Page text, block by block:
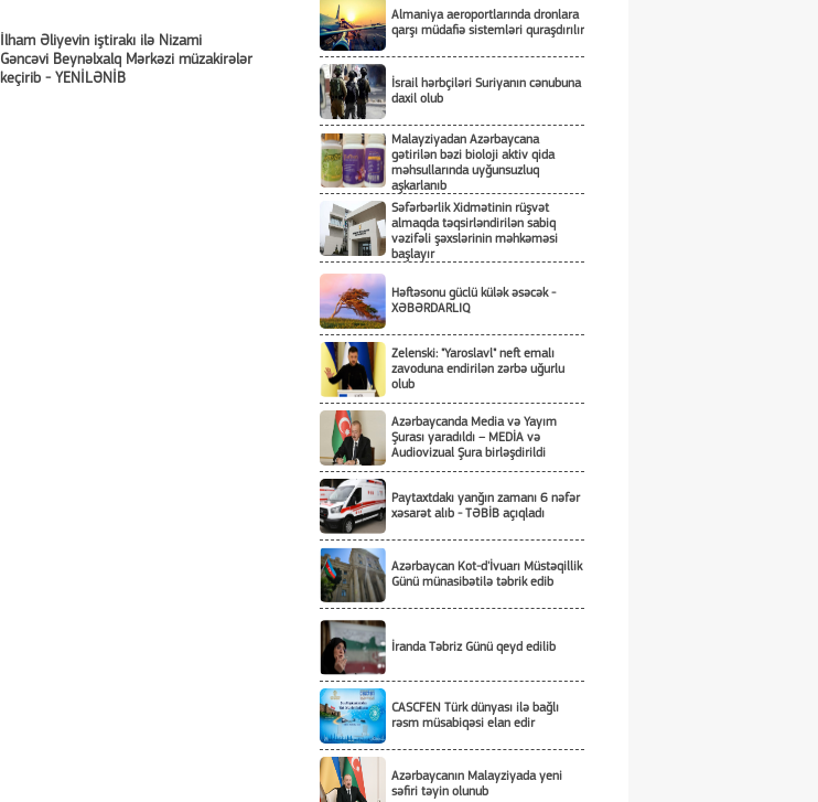
İlham Əliyevin iştirakı ilə Nizami
Gəncəvi Beynəlxalq Mərkəzi müzakirələr
keçirib - YENİLƏNİB
Almaniya aeroportlarında dronlara
qarşı müdafiə sistemləri quraşdırılır
İsrail hərbçiləri Suriyanın cənubuna
daxil olub
Malayziyadan Azərbaycana
gətirilən bəzi bioloji aktiv qida
məhsullarında uyğunsuzluq
aşkarlanıb
Səfərbərlik Xidmətinin rüşvət
almaqda təqsirləndirilən sabiq
vəzifəli şəxslərinin məhkəməsi
başlayır
Həftəsonu güclü külək əsəcək -
XƏBƏRDARLIQ
Zelenski: "Yaroslavl" neft emalı
zavoduna endirilən zərbə uğurlu
olub
Azərbaycanda Media və Yayım
Şurası yaradıldı – MEDİA və
Audiovizual Şura birləşdirildi
Paytaxtdakı yanğın zamanı 6 nəfər
xəsarət alıb - TƏBİB açıqladı
Azərbaycan Kot-d'İvuarı Müstəqillik
Günü münasibətilə təbrik edib
İranda Təbriz Günü qeyd edilib
CASCFEN Türk dünyası ilə bağlı
rəsm müsabiqəsi elan edir
Azərbaycanın Malayziyada yeni
səfiri təyin olunub